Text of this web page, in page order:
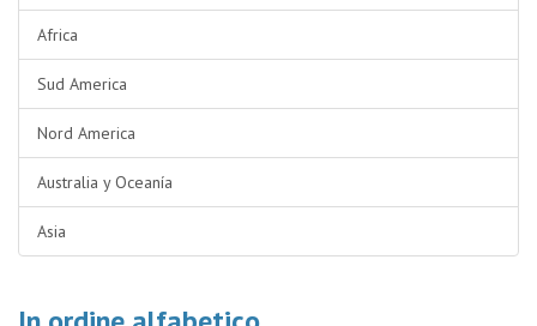
Africa
Sud America
Nord America
Australia y Oceanía
Asia